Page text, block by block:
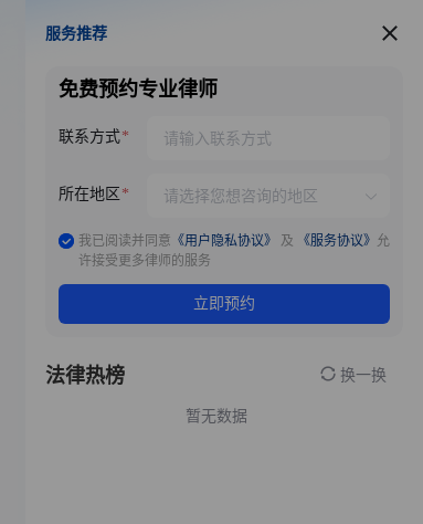
服务推荐
服务推荐
免费预约专业律师
联系方式
所在地区
我已阅读并同意 《用户隐私协议》 及 《服务协议》 允
许接受更多律师的服务
立即预约
法律热榜 换一换
暂无数据